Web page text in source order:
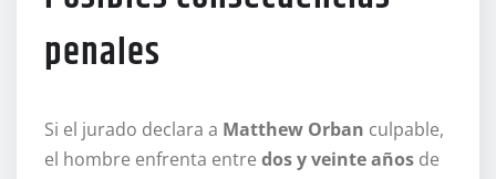
penales
Si el jurado declara a Matthew Orban culpable,
el hombre enfrenta entre dos y veinte años de